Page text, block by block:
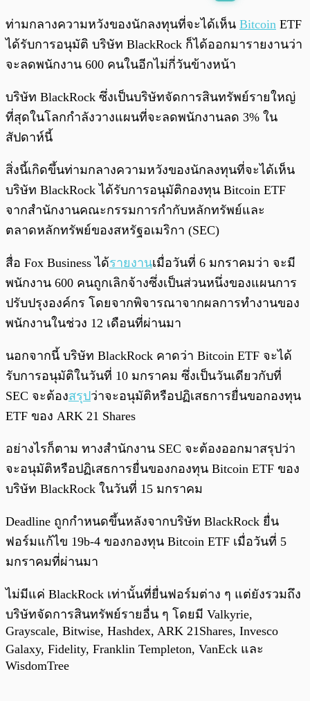
ท่ามกลางความหวังของนักลงทุนที่จะได้เห็น Bitcoin ETF
ได้รับการอนุมัติ บริษัท BlackRock ก็ได้ออกมารายงานว่า
จะลดพนักงาน 600 คนในอีกไม่กี่วันข้างหน้า
บริษัท BlackRock ซึ่งเป็นบริษัทจัดการสินทรัพย์รายใหญ่
ที่สุดในโลกกำลังวางแผนที่จะลดพนักงานลด 3% ใน
สัปดาห์นี้
สิ่งนี้เกิดขึ้นท่ามกลางความหวังของนักลงทุนที่จะได้เห็น
บริษัท BlackRock ได้รับการอนุมัติกองทุน Bitcoin ETF
จากสำนักงานคณะกรรมการกำกับหลักทรัพย์และ
ตลาดหลักทรัพย์ของสหรัฐอเมริกา (SEC)
สื่อ Fox Business ได้รายงานเมื่อวันที่ 6 มกราคมว่า จะมี
พนักงาน 600 คนถูกเลิกจ้างซึ่งเป็นส่วนหนึ่งของแผนการ
ปรับปรุงองค์กร โดยจากพิจารณาจากผลการทำงานของ
พนักงานในช่วง 12 เดือนที่ผ่านมา
นอกจากนี้ บริษัท BlackRock คาดว่า Bitcoin ETF จะได้
รับการอนุมัติในวันที่ 10 มกราคม ซึ่งเป็นวันเดียวกับที่
SEC จะต้องสรุปว่าจะอนุมัติหรือปฏิเสธการยื่นขอกองทุน
ETF ของ ARK 21 Shares
อย่างไรก็ตาม ทางสำนักงาน SEC จะต้องออกมาสรุปว่า
จะอนุมัติหรือปฏิเสธการยื่นของกองทุน Bitcoin ETF ของ
บริษัท BlackRock ในวันที่ 15 มกราคม
Deadline ถูกกำหนดขึ้นหลังจากบริษัท BlackRock ยื่น
ฟอร์มแก้ไข 19b-4 ของกองทุน Bitcoin ETF เมื่อวันที่ 5
มกราคมที่ผ่านมา
ไม่มีแค่ BlackRock เท่านั้นที่ยื่นฟอร์มต่าง ๆ แต่ยังรวมถึง
บริษัทจัดการสินทรัพย์รายอื่น ๆ โดยมี Valkyrie,
Grayscale, Bitwise, Hashdex, ARK 21Shares, Invesco
Galaxy, Fidelity, Franklin Templeton, VanEck และ
WisdomTree